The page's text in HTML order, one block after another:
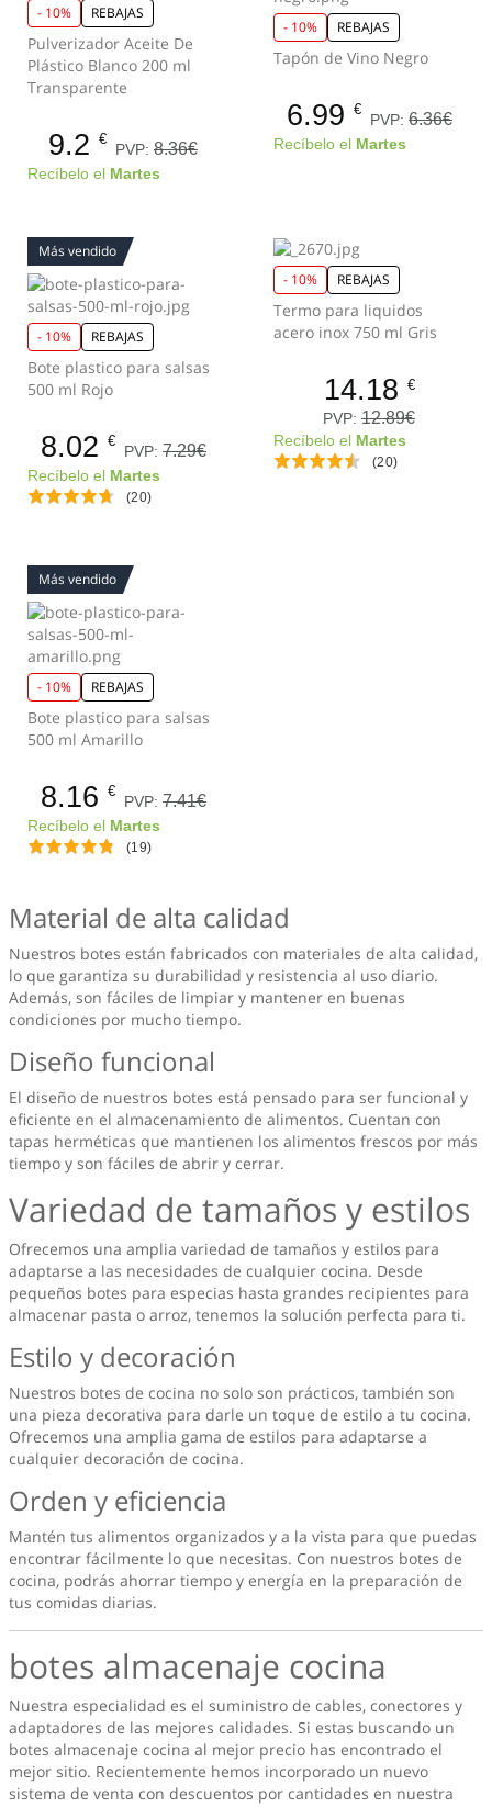
- 10% REBAJAS
Pulverizador Aceite De
Plástico Blanco 200 ml
Transparente
9.2 €
PVP: 8.36€
Recíbelo el Martes
- 10% REBAJAS
Tapón de Vino Negro
6.99 €
PVP: 6.36€
Recíbelo el Martes
Más vendido
- 10% REBAJAS
Bote plastico para salsas
500 ml Rojo
8.02 €
PVP: 7.29€
Recíbelo el Martes
(20)
- 10% REBAJAS
Termo para liquidos
acero inox 750 ml Gris
14.18 €
PVP: 12.89€
Recíbelo el Martes
(20)
Más vendido
- 10% REBAJAS
Bote plastico para salsas
500 ml Amarillo
8.16 €
PVP: 7.41€
Recíbelo el Martes
(19)
Material de alta calidad
Nuestros botes están fabricados con materiales de alta calidad,
lo que garantiza su durabilidad y resistencia al uso diario.
Además, son fáciles de limpiar y mantener en buenas
condiciones por mucho tiempo.
Diseño funcional
El diseño de nuestros botes está pensado para ser funcional y
eficiente en el almacenamiento de alimentos. Cuentan con
tapas herméticas que mantienen los alimentos frescos por más
tiempo y son fáciles de abrir y cerrar.
Variedad de tamaños y estilos
Ofrecemos una amplia variedad de tamaños y estilos para
adaptarse a las necesidades de cualquier cocina. Desde
pequeños botes para especias hasta grandes recipientes para
almacenar pasta o arroz, tenemos la solución perfecta para ti.
Estilo y decoración
Nuestros botes de cocina no solo son prácticos, también son
una pieza decorativa para darle un toque de estilo a tu cocina.
Ofrecemos una amplia gama de estilos para adaptarse a
cualquier decoración de cocina.
Orden y eficiencia
Mantén tus alimentos organizados y a la vista para que puedas
encontrar fácilmente lo que necesitas. Con nuestros botes de
cocina, podrás ahorrar tiempo y energía en la preparación de
tus comidas diarias.
botes almacenaje cocina
Nuestra especialidad es el suministro de cables, conectores y
adaptadores de las mejores calidades. Si estas buscando un
botes almacenaje cocina al mejor precio has encontrado el
mejor sitio. Recientemente hemos incorporado un nuevo
sistema de venta con descuentos por cantidades en nuestra